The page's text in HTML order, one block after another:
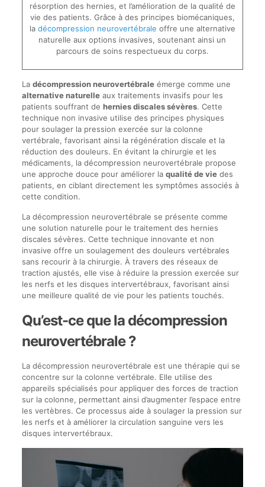
résorption des hernies, et l’amélioration de la qualité de
vie des patients. Grâce à des principes biomécaniques,
la décompression neurovertébrale offre une alternative
naturelle aux options invasives, soutenant ainsi un
parcours de soins respectueux du corps.
La décompression neurovertébraleémerge comme une
alternative naturelleaux traitements invasifs pour les
patients souffrant de hernies discales sévères. Cette
technique non invasive utilise des principes physiques
pour soulager la pression exercée sur la colonne
vertébrale, favorisant ainsi la régénération discale et la
réduction des douleurs. En évitant la chirurgie et les
médicaments, la décompression neurovertébrale propose
une approche douce pour améliorer la qualité de viedes
patients, en ciblant directement les symptômes associés à
cette condition.
La décompression neurovertébrale se présente comme
une solution naturelle pour le traitement des hernies
discales sévères. Cette technique innovante et non
invasive offre un soulagement des douleurs vertébrales
sans recourir à la chirurgie. À travers des réseaux de
traction ajustés, elle vise à réduire la pression exercée sur
les nerfs et les disques intervertébraux, favorisant ainsi
une meilleure qualité de vie pour les patients touchés.
Qu’est-ce que la décompression
neurovertébrale ?
La décompression neurovertébrale est une thérapie qui se
concentre sur la colonne vertébrale. Elle utilise des
appareils spécialisés pour appliquer des forces de traction
sur la colonne, permettant ainsi d’augmenter l’espace entre
les vertèbres. Ce processus aide à soulager la pression sur
les nerfs et à améliorer la circulation sanguine vers les
disques intervertébraux.